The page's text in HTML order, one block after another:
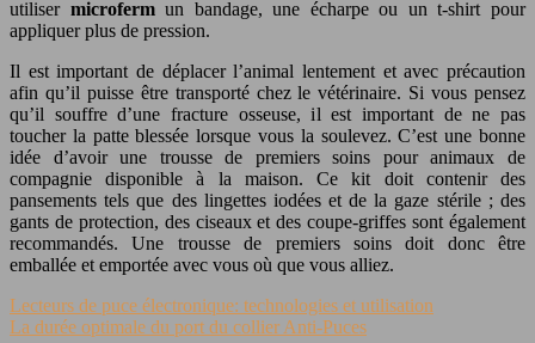
utiliser microfermun bandage, une écharpe ou un t-shirt pour
appliquer plus de pression.
Il est important de déplacer l’animal lentement et avec précaution
afin qu’il puisse être transporté chez le vétérinaire. Si vous pensez
qu’il souffre d’une fracture osseuse, il est important de ne pas
toucher la patte blessée lorsque vous la soulevez. C’est une bonne
idée d’avoir une trousse de premiers soins pour animaux de
compagnie disponible à la maison. Ce kit doit contenir des
pansements tels que des lingettes iodées et de la gaze stérile ; des
gants de protection, des ciseaux et des coupe-griffes sont également
recommandés. Une trousse de premiers soins doit donc être
emballée et emportée avec vous où que vous alliez.
Lecteurs de puce électronique: technologies et utilisation
La durée optimale du port du collier Anti-Puces